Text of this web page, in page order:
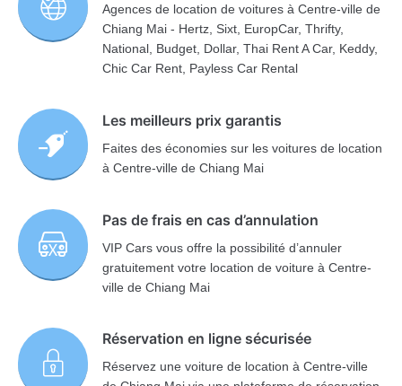
Agences de location de voitures à Centre-ville de
Chiang Mai - Hertz, Sixt, EuropCar, Thrifty,
National, Budget, Dollar, Thai Rent A Car, Keddy,
Chic Car Rent, Payless Car Rental
Les meilleurs prix garantis
Faites des économies sur les voitures de location
à Centre-ville de Chiang Mai
Pas de frais en cas d’annulation
VIP Cars vous offre la possibilité d’annuler
gratuitement votre location de voiture à Centre-
ville de Chiang Mai
Réservation en ligne sécurisée
Réservez une voiture de location à Centre-ville